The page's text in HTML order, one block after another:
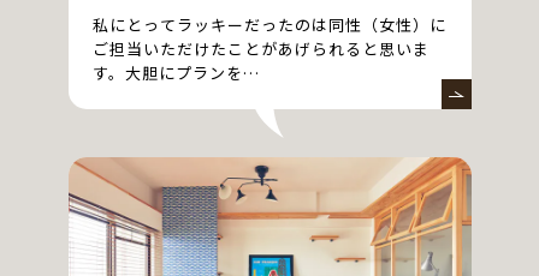
私にとってラッキーだったのは同性（女性）に
ご担当いただけたことがあげられると思いま
す。大胆にプランを…